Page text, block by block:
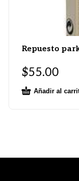
Repuesto
$55.00
Añadir al